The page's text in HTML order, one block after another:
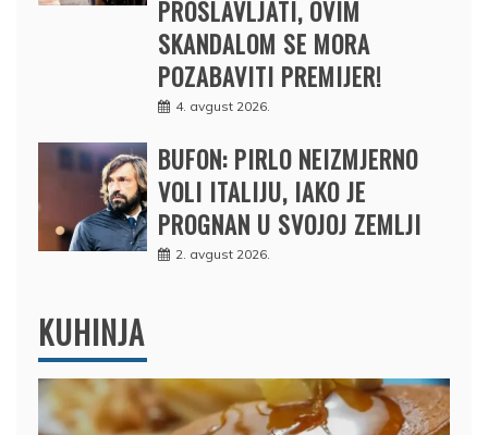
PROSLAVLJATI, OVIM
SKANDALOM SE MORA
POZABAVITI PREMIJER!
4. avgust 2026.
BUFON: PIRLO NEIZMJERNO
VOLI ITALIJU, IAKO JE
PROGNAN U SVOJOJ ZEMLJI
2. avgust 2026.
KUHINJA